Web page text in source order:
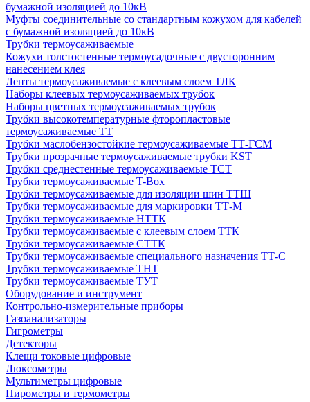
бумажной изоляцией до 10кВ
Муфты соединительные со стандартным кожухом для кабелей
с бумажной изоляцией до 10кВ
Трубки термоусаживаемые
Кожухи толстостенные термоусадочные с двусторонним
нанесением клея
Ленты термоусаживаемые с клеевым слоем ТЛК
Наборы клеевых термоусаживаемых трубок
Наборы цветных термоусаживаемых трубок
Трубки высокотемпературные фторопластовые
термоусаживаемые ТТ
Трубки маслобензостойкие термоусаживаемые ТТ-ГСМ
Трубки прозрачные термоусаживаемые трубки KST
Трубки среднестенные термоусаживаемые ТСТ
Трубки термоусаживаемые T-Box
Трубки термоусаживаемые для изоляции шин ТТШ
Трубки термоусаживаемые для маркировки ТТ-М
Трубки термоусаживаемые НTТК
Трубки термоусаживаемые с клеевым слоем TТК
Трубки термоусаживаемые СTТК
Трубки термоусаживаемые специального назначения ТТ-С
Трубки термоусаживаемые ТНТ
Трубки термоусаживаемые ТУТ
Оборудование и инструмент
Контрольно-измерительные приборы
Газоанализаторы
Гигрометры
Детекторы
Клещи токовые цифровые
Люксометры
Мультиметры цифровые
Пирометры и термометры